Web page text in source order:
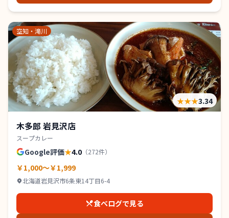
空知・滝川
★★★3.34
木多郎 岩見沢店
スープカレー
Google評価★4.0 （272件）
￥1,000～￥1,999
北海道岩見沢市6条東14丁目6-4
食べログで見る